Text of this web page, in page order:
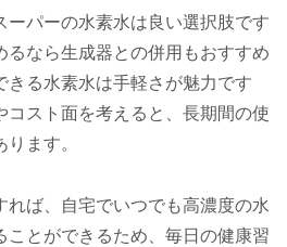
ーパーの水素水は良い選択肢です
るなら生成器との併用もおすすめ
きる水素水は手軽さが魅力です
コスト面を考えると、長期間の使
ます。
れば、自宅でいつでも高濃度の水
ことができるため、毎日の健康習